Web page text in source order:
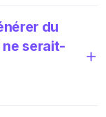
du
serait-